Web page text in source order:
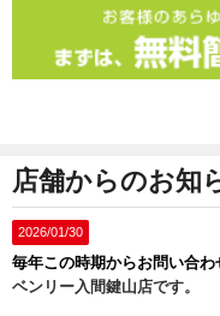
店舗からのお知
2026/01/30
毎年この時期からお問い合わ
ベンリー入間鍵山店です。